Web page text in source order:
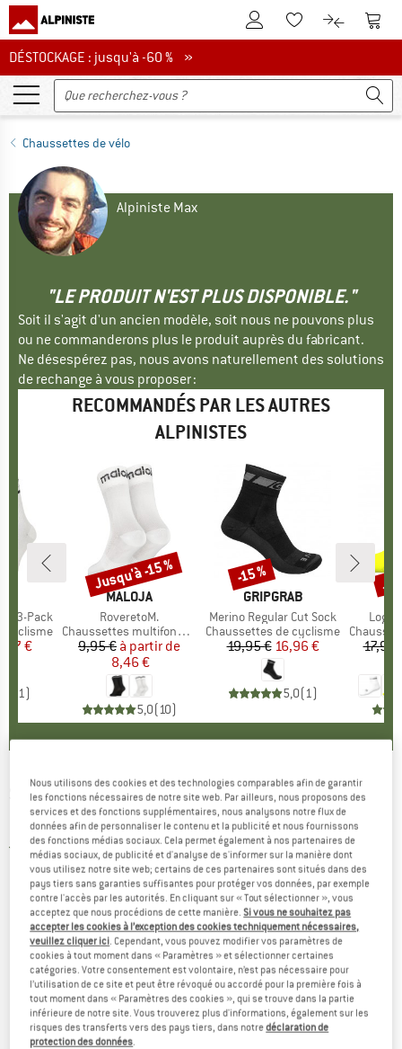
Vers le compte client
Vers la liste
Vers le
DÉSTOCKAGE : jusqu'à -60 %
DÉSTOCKAGE : jusqu'à -60 % »
Chaussettes de vélo
Alpiniste Max
"LE PRODUIT N'EST PLUS DISPONIBLE."
Soit il s'agit d'un ancien modèle, soit nous ne pouvons plus
ou ne commanderons plus le produit auprès du fabricant.
Ne désespérez pas, nous avons naturellement des solutions
de rechange à vous proposer :
RECOMMANDÉS PAR LES AUTRES
ALPINISTES
3-Pack
cyclisme
réduit
€
1)
MARQUE
MALOJA
Article
RoveretoM.
Product group
Chaussettes multifonctions
Prix
9,95 € Prix réduit
à partir de
8,46 €
5,0(10)
Remise
Jusqu'à -15 %
MARQUE
GRIPGRAB
Article
Merino Regular Cut Sock
Product group
Chaussettes de cyclisme
Prix
19,95 € Prix réduit
16,96 €
5,0(1)
Remise
-15 %
Article
Logo
Product
17,95
SMARTWOOL - Bike Zero Cushion Aloha
Forest Crew Socks - Chaussettes de cyclisme
5,0 (1)
Nous utilisons des cookies et des technologies comparables afin de garantir
les fonctions nécessaires de notre site web. Par ailleurs, nous proposons des
services et des fonctions supplémentaires, nous analysons notre flux de
données afin de personnaliser le contenu et la publicité et nous fournissons
des fonctions médias sociaux. Cela permet également à nos partenaires de
médias sociaux, de publicité et d'analyse de s'informer sur la manière dont
vous utilisez notre site web; certains de ces partenaires sont situés dans des
pays tiers sans garanties suffisantes pour protéger vos données, par exemple
contre l'accès par les autorités. En cliquant sur « Tout sélectionner », vous
acceptez que nous procédions de cette manière.Si vous ne souhaitez pas
accepter les cookies à l’exception des cookies techniquement nécessaires,
veuillez cliquer ici. Cependant, vous pouvez modifier vos paramètres de
cookies à tout moment dans « Paramètres » et sélectionner certaines
catégories. Votre consentement est volontaire, n’est pas nécessaire pour
l’utilisation de ce site et peut être révoqué ou accordé pour la première fois à
tout moment dans « Paramètres des cookies », qui se trouve dans la partie
inférieure de notre site. Vous trouverez plus d'informations, également sur les
risques des transferts vers des pays tiers, dans notredéclaration de
protection des données.